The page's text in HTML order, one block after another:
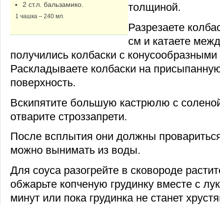
2 ст.л. бальзамико.
1 чашка – 240 мл.
толщиной.
Разрезаете
см и катаете
получились колбаски с
Раскладываете колбаски на
поверхность.
Вскипятите большую кастрюлю с
отварите строззапрети.
После всплытия они должны
можно вынимать из воды.
Для соуса разогрейте в сковороде
обжарьте копченую грудинку вместе с
минут или пока грудинка не станет